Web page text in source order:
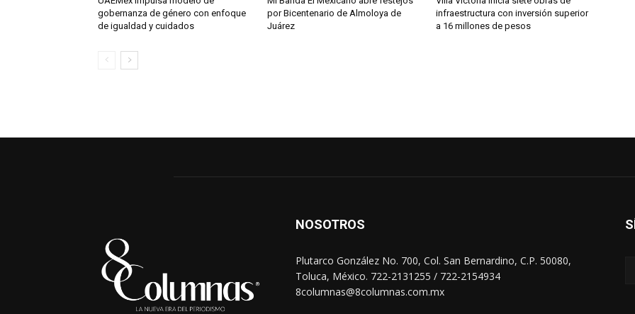
gobernanza de género con enfoque
de igualdad y cuidados
por Bicentenario de Almoloya de
Juárez
infraestructura con inversión superior
a 16 millones de pesos
NOSOTROS
Plutarco González No. 700, Col. San Bernardino, C.P. 50080,
Toluca, México. 722-2131255 / 722-2154934
8columnas@8columnas.com.mx